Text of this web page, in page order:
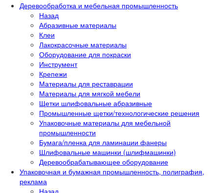
Деревообработка и мебельная промышленность
Назад
Абразивные материалы
Клеи
Лакокрасочные материалы
Оборудование для покраски
Инструмент
Крепежи
Материалы для реставрации
Материалы для мягкой мебели
Щетки шлифовальные абразивные
Промышленные щетки/технологические решения
Упаковочные материалы для мебельной
промышленности
Бумага/пленка для ламинации фанеры
Шлифовальные машинки (шлифмашинки)
Деревообрабатывающее оборудование
Упаковочная и бумажная промышленность, полиграфия,
реклама